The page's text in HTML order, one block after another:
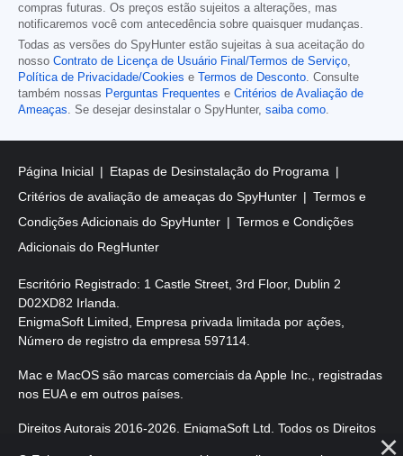
compras futuras. Os preços estão sujeitos a alterações, mas
notificaremos você com antecedência sobre quaisquer mudanças.
Todas as versões do SpyHunter estão sujeitas à sua aceitação do
nosso Contrato de Licença de Usuário Final/Termos de Serviço,
Política de Privacidade/Cookies e Termos de Desconto. Consulte
também nossas Perguntas Frequentes e Critérios de Avaliação de
Ameaças. Se desejar desinstalar o SpyHunter, saiba como.
Página Inicial
Etapas de Desinstalação do Programa
Critérios de avaliação de ameaças do SpyHunter
Termos e
Condições Adicionais do SpyHunter
Termos e Condições
Adicionais do RegHunter
Escritório Registrado: 1 Castle Street, 3rd Floor, Dublin 2
D02XD82 Irlanda.
EnigmaSoft Limited, Empresa privada limitada por ações,
Número de registro da empresa 597114.
Mac e MacOS são marcas comerciais da Apple Inc., registradas
nos EUA e em outros países.
Direitos Autorais 2016-2026 . EnigmaSoft Ltd. Todos os Direitos